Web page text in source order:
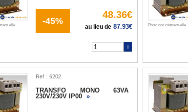
-45%
48.36€
au lieu de 87.93€ Photo non contractuelle
Ref :
TRANSFO MONO 63VA
230V/230V IP00 »